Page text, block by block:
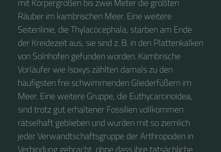
mit Körpergrößen bis zwei Meter die größten
Räuber im kambrischen Meer. Eine weitere
Seitenlinie, die Thylacocephala, starben am Ende
der Kreidezeit aus, sie sind z. B. in den Plattenkalken
von Solnhofen gefunden worden. Kambrische
Vorläufer wie Isoxys zählten damals zu den
häufigsten frei schwimmenden Gliederfüßern im
Meer. Eine weitere Gruppe, die Euthycarcinoidea,
sind trotz gut erhaltener Fossilien vollkommen
rätselhaft geblieben und wurden mit so ziemlich
jeder Verwandtschaftsgruppe der Arthropoden in
Verbindung gebracht, ohne dass ihre tatsächliche